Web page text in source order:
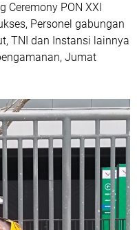
Ceremony PON XXI
Personel gabungan
TNI dan Instansi lainnya
Jumat